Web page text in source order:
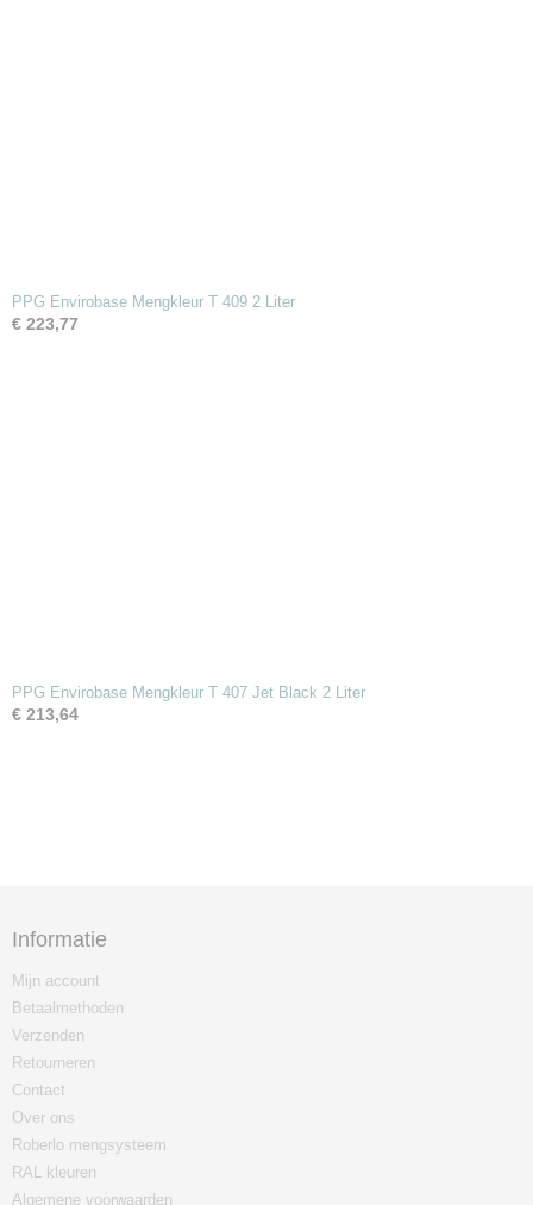
PPG Envirobase Mengkleur T 409 2 Liter
€ 223,77
PPG Envirobase Mengkleur T 407 Jet Black 2 Liter
€ 213,64
Informatie
Mijn account
Betaalmethoden
Verzenden
Retourneren
Contact
Over ons
Roberlo mengsysteem
RAL kleuren
Algemene voorwaarden